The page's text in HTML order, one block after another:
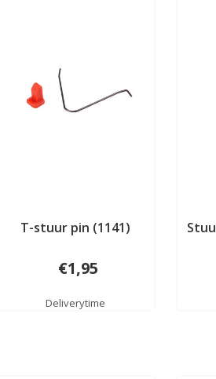
T-stuur pin (1141)
€1,95
Deliverytime